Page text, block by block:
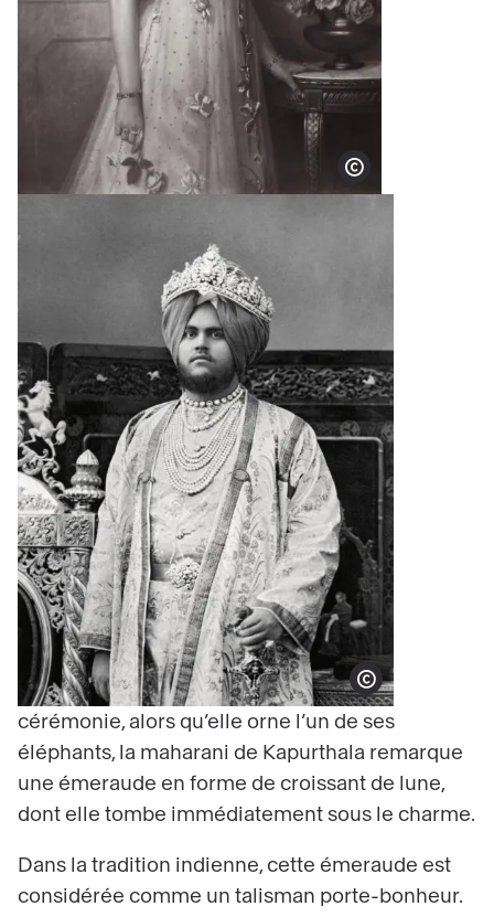
Show copyright
Show copyright
cérémonie, alors qu’elle orne l’un de ses
éléphants, la maharani de Kapurthala remarque
une émeraude en forme de croissant de lune,
dont elle tombe immédiatement sous le charme.
Dans la tradition indienne, cette émeraude est
considérée comme un talisman porte-bonheur.